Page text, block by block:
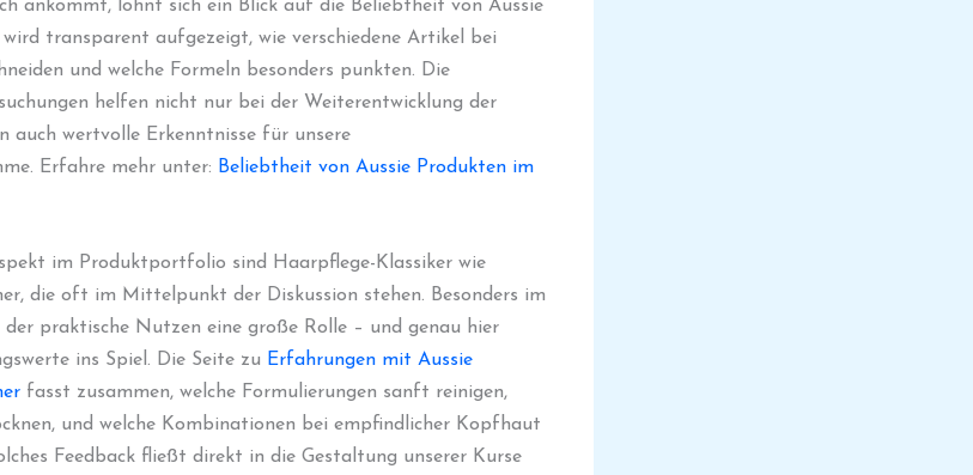
ankommt, lohnt sich ein Blick auf die Beliebtheit von Aussie
transparent aufgezeigt, wie verschiedene Artikel bei
und welche Formeln besonders punkten. Die
helfen nicht nur bei der Weiterentwicklung der
auch wertvolle Erkenntnisse für unsere
Erfahre mehr unter: Beliebtheit von Aussie Produkten im
im Produktportfolio sind Haarpflege-Klassiker wie
die oft im Mittelpunkt der Diskussion stehen. Besonders im
der praktische Nutzen eine große Rolle – und genau hier
ins Spiel. Die Seite zu Erfahrungen mit Aussie
fasst zusammen, welche Formulierungen sanft reinigen,
und welche Kombinationen bei empfindlicher Kopfhaut
Feedback fließt direkt in die Gestaltung unserer Kurse